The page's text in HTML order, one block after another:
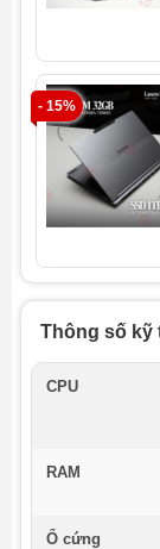
- 15%
Thông số kỹ
CPU
RAM
Ổ cứng